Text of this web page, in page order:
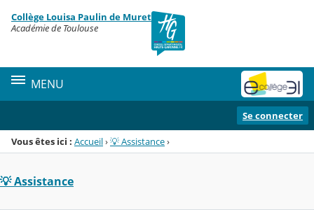
Menu de la rubrique
Contenu
Collège Louisa Paulin de Muret
Académie de Toulouse
MENU
Se connecter
Vous êtes ici : Accueil›💡 Assistance›
💡 Assistance